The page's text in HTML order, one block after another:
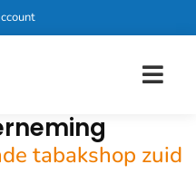
tabakshop zuid